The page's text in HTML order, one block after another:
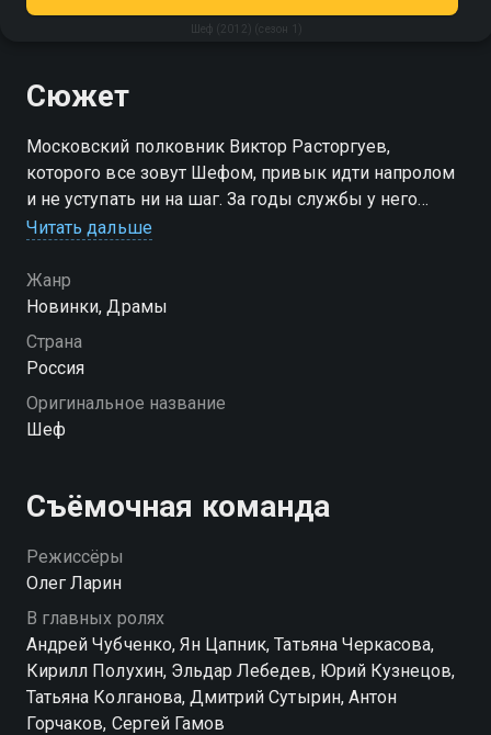
Шеф (2012) (сезон 1)
Сюжет
Московский полковник Виктор Расторгуев,
которого все зовут Шефом, привык идти напролом
и не уступать ни на шаг. За годы службы у него
накопилось немало недоброжелателей, мечтающих
заново, он сталкивается с тем, от чего бежать
бесполезно: беспредел вокруг требует
вмешательства. И Шефу снова приходится брать всё
под контроль. «Шеф (2012)» — смотрите онлайн в
Посмотреть онлайн 1 сезон сериала Шеф (2012) вы
Читать дальше
Жанр
Новинки, Драмы
Страна
Россия
Оригинальное название
Шеф
Съёмочная команда
Режиссёры
Олег Ларин
В главных ролях
Андрей Чубченко, Ян Цапник, Татьяна Черкасова,
Кирилл Полухин, Эльдар Лебедев, Юрий Кузнецов,
Татьяна Колганова, Дмитрий Сутырин, Антон
Горчаков, Сергей Гамов